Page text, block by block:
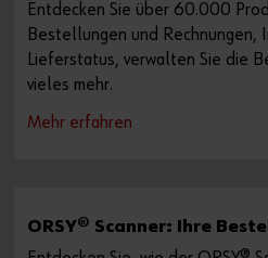
Entdecken Sie über 60.000
Bestellungen und Rechnungen,
Lieferstatus, verwalten Sie die
vieles mehr.
Mehr erfahren
ORSY® Scanner: Ihre